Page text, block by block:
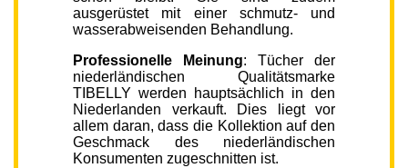
ausgerüstet mit einer schmutz- und
wasserabweisenden Behandlung.
Professionelle Meinung: Tücher der
niederländischen Qualitätsmarke
TIBELLY werden hauptsächlich in den
Niederlanden verkauft. Dies liegt vor
allem daran, dass die Kollektion auf den
Geschmack des niederländischen
Konsumenten zugeschnitten ist.